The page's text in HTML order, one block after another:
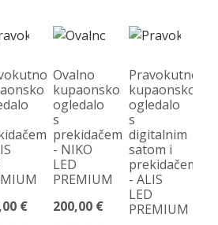
€
Ovalno
kupaonsko
ogledalo
s
prekidačem
- NIKO
LED
PREMIUM
200,00 €
Pravokutno
kupaonsko
ogledalo
s
digitalnim
satom i
prekidačem
- ALIS
LED
PREMIUM